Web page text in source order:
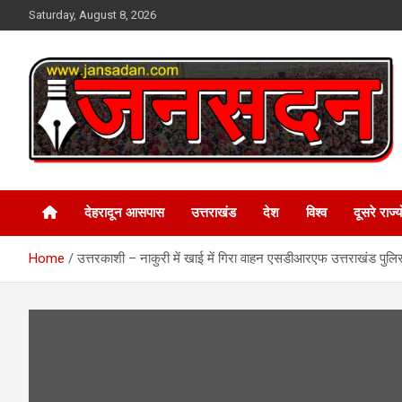
to
Saturday, August 8, 2026
Jan Sadan
देहरादून आसपास उत्तराखंड देश विश्व दूसरे
Home उत्तरकाशी – नाकुरी में खाई में गिरा वाहन एसडीआरएफ उत्तराखंड